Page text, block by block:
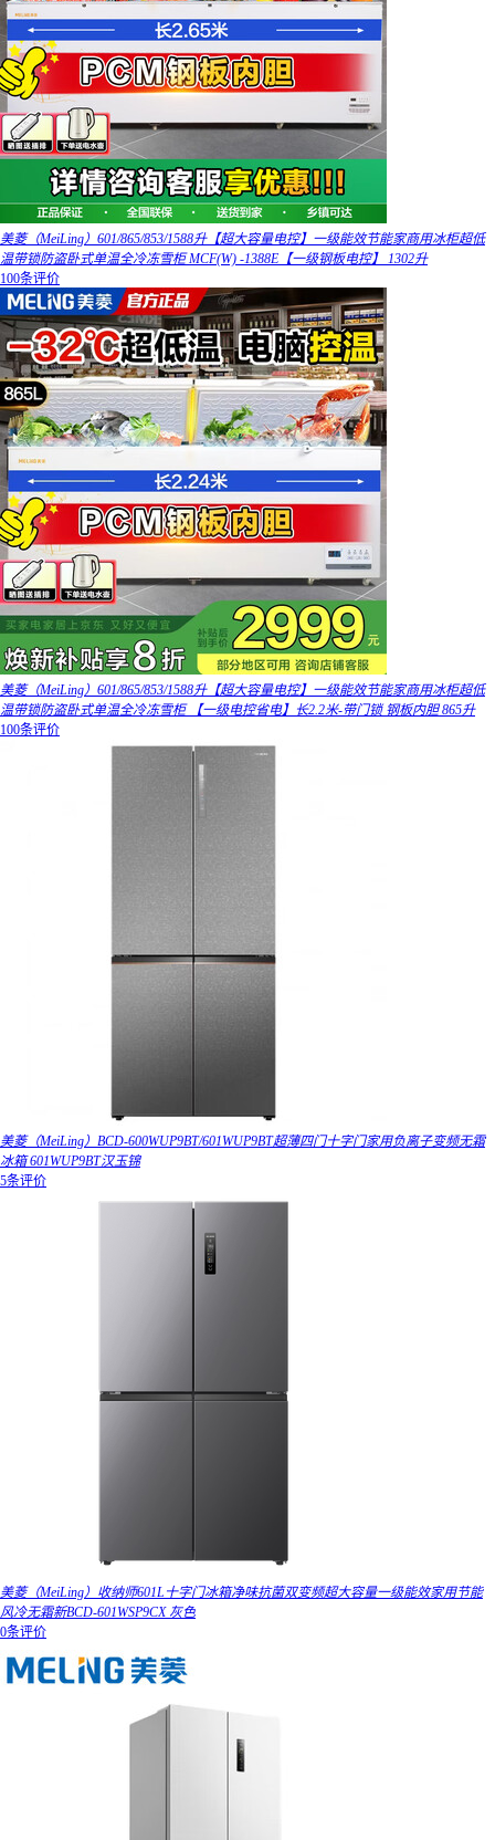
美菱（MeiLing）601/865/853/1588升【超大容量电控】一级能效节能家商用冰柜超低
温带锁防盗卧式单温全冷冻雪柜 MCF(W) -1388E【一级钢板电控】 1302升
100条评价
美菱（MeiLing）601/865/853/1588升【超大容量电控】一级能效节能家商用冰柜超低
温带锁防盗卧式单温全冷冻雪柜 【一级电控省电】长2.2米-带门锁 钢板内胆 865升
100条评价
美菱（MeiLing）BCD-600WUP9BT/601WUP9BT超薄四门十字门家用负离子变频无霜
冰箱 601WUP9BT汉玉锦
5条评价
美菱（MeiLing）收纳师601L十字门冰箱净味抗菌双变频超大容量一级能效家用节能
风冷无霜新BCD-601WSP9CX 灰色
0条评价